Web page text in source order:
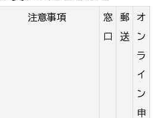
注意事項
窓
口
郵
送
オ
ン
ラ
イ
ン
申